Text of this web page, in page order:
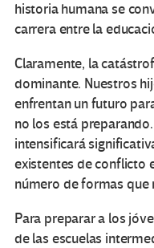
historia humana se
carrera entre la
Claramente, la
dominante. Nuestros
enfrentan un futuro
no los está
intensificará
existentes de conflicto
número de formas que
Para preparar a los
de las escuelas